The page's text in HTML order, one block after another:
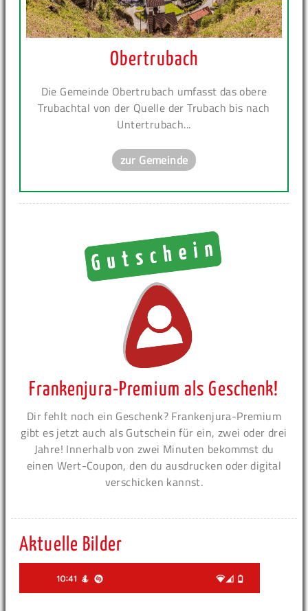
Obertrubach
Die Gemeinde Obertrubach umfasst das obere
Trubachtal von der Quelle der Trubach bis nach
Untertrubach...
zur Gemeinde
Frankenjura-Premium als Geschenk!
Dir fehlt noch ein Geschenk? Frankenjura-Premium
gibt es jetzt auch als Gutschein für ein, zwei oder drei
Jahre! Innerhalb von zwei Minuten bekommst du
einen Wert-Coupon, den du ausdrucken oder digital
verschicken kannst.
Aktuelle Bilder